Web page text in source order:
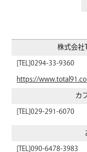
株式会社
0294-33-9360
https://
カ
029-291-6070
090-6478-3983